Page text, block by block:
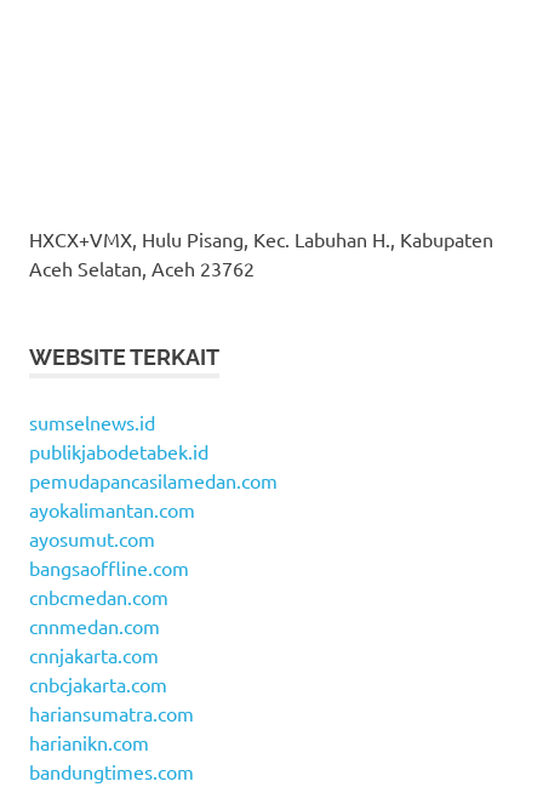
HXCX+VMX, Hulu Pisang, Kec. Labuhan H., Kabupaten
Aceh Selatan, Aceh 23762
WEBSITE TERKAIT
sumselnews.id
publikjabodetabek.id
pemudapancasilamedan.com
ayokalimantan.com
ayosumut.com
bangsaoffline.com
cnbcmedan.com
cnnmedan.com
cnnjakarta.com
cnbcjakarta.com
hariansumatra.com
harianikn.com
bandungtimes.com